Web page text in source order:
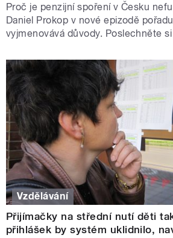
Proč je penzijní spoření v Česku
Daniel Prokop v nové epizodě
vyjmenovává důvody. Poslechněte
Vzdělávání
Přijímačky na střední nutí děti
přihlášek by systém uklidnilo,